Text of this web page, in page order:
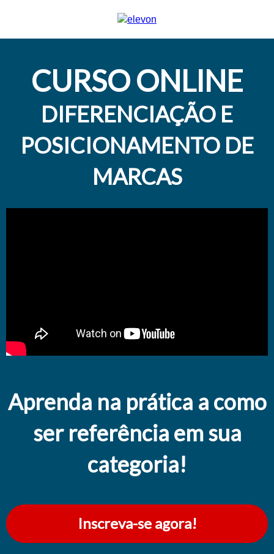
CURSO ONLINE
DIFERENCIAÇÃO E
POSICIONAMENTO DE
MARCAS
Aprenda na prática a como
ser referência em sua
categoria!
Inscreva-se agora!